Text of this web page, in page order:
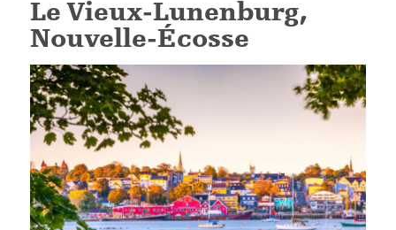
Le Vieux-Lunenburg,
Nouvelle-Écosse